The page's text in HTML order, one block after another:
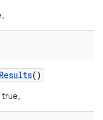
Results()
。